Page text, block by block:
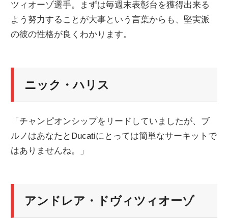
ュ
ツィオーゾ選手。まずは毎週末表彰台を獲得出来る
よう努力することが大事という言葉からも、堅実派
の彼の性格が良くわかります。
ニック・ハリス
「チャンピオンシップをリードしていましたが、ブ
ルノはあなたとDucatiにとっては簡単なサーキットで
はありませんね。」
アンドレア・ドヴィツィオーゾ